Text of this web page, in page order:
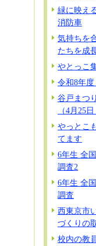
緑に映え
消防車
気持ちを
たちを成
やとっこ
令和8年
谷戸まつ
（4月25
やっとこ
てます
6年生 全
調査2
6年生 全
調査
西東京市
づくりの
校内の教